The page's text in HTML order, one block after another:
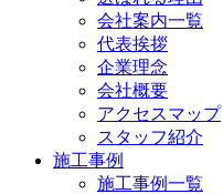
会社案内一覧
代表挨拶
企業理念
会社概要
アクセスマップ
スタッフ紹介
施工事例
施工事例一覧